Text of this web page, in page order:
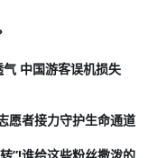
中国游客误机损失
愿者接力守护生命通道
”!谁给这些粉丝撒泼的